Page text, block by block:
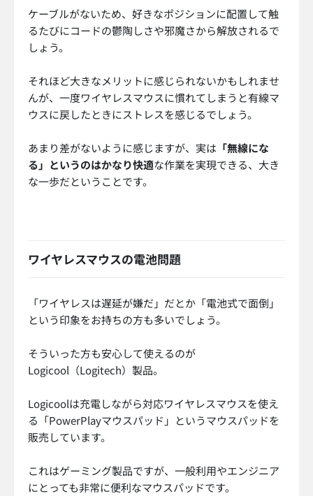
ケーブルがないため、好きなポジションに配置して触
るたびにコードの鬱陶しさや邪魔さから解放されるで
しょう。
それほど大きなメリットに感じられないかもしれませ
んが、一度ワイヤレスマウスに慣れてしまうと有線マ
ウスに戻したときにストレスを感じるでしょう。
あまり差がないように感じますが、実は 「無線にな
る」というのはかなり快適な作業を実現できる、大き
な一歩だということです。
ワイヤレスマウスの電池問題
「ワイヤレスは遅延が嫌だ」だとか「電池式で面倒」
という印象をお持ちの方も多いでしょう。
そういった方も安心して使えるのが
Logicool（Logitech）製品。
Logicoolは充電しながら対応ワイヤレスマウスを使え
る「PowerPlayマウスパッド」というマウスパッドを
販売しています。
これはゲーミング製品ですが、一般利用やエンジニア
にとっても非常に便利なマウスパッドです。